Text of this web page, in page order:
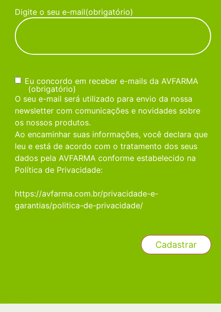
Digite o seu e-mail(obrigatório)
Consentimento(obrigatório)
Eu concordo em receber e-mails da AVFARMA
(obrigatório)
O seu e-mail será utilizado para envio da nossa
newsletter com comunicações e novidades sobre
os nossos produtos.
Ao encaminhar suas informações, você declara que
leu e está de acordo com o tratamento dos seus
dados pela AVFARMA conforme estabelecido na
Política de Privacidade:
https://avfarma.com.br/privacidade-e-
garantias/politica-de-privacidade/